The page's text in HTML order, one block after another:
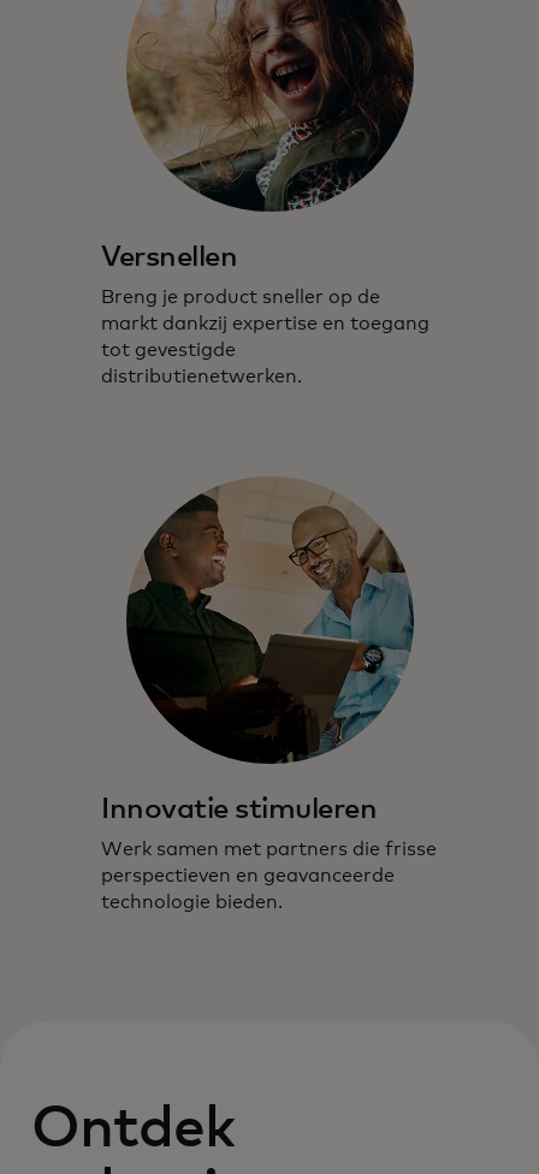
Versnellen
Breng je product sneller op de
markt dankzij expertise en toegang
tot gevestigde
distributienetwerken.
Innovatie stimuleren
Werk samen met partners die frisse
perspectieven en geavanceerde
technologie bieden.
Ontdek